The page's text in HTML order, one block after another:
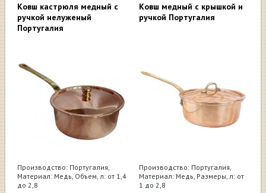
Ковш кастрюля медный с
ручкой нелуженый
Португалия
Производство: Португалия,
Материал: Медь, Объем, л: от 1,4
до 2,8
Ковш медный с крышкой и
ручкой Португалия
Производство: Португалия,
Материал: Медь, Размеры, л: от
1 до 2,8